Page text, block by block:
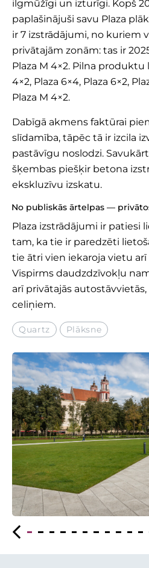
ilgmūžīgi un izturīgi. Kopš
paplašinājuši savu Plaza
ir 7 izstrādājumi, no kuriem
privātajām zonām: tas ir
Plaza M 4×2. Pilna produktu
4×2, Plaza 6×4, Plaza 6×2,
Plaza M 4×2.
Dabīgā akmens faktūrai
slīdamība, tāpēc tā ir izcila
pastāvīgu noslodzi.
šķembas piešķir betona
ekskluzīvu izskatu.
No publiskās ārtelpas —
Plaza izstrādājumi ir patiesi
tam, ka tie ir paredzēti
tie ātri vien iekaroja vietu arī
Vispirms daudzdzīvokļu
arī privātajās
celiņiem.
Quartz Plāksne